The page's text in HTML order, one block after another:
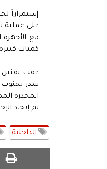
إستمراراً
على عملية
كميات
عقب تقنين
المخدرة المضبوطة
تم إتخاذ
الداخلية